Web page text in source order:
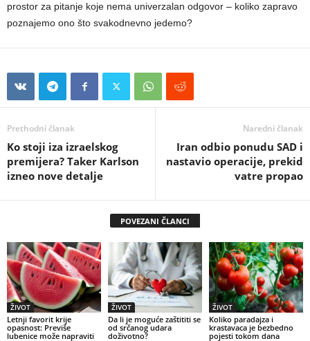
prostor za pitanje koje nema univerzalan odgovor – koliko zapravo
poznajemo ono što svakodnevno jedemo?
Prethodni članak
Ko stoji iza izraelskog
premijera? Taker Karlson
izneo nove detalje
Naredni članak
Iran odbio ponudu SAD i
nastavio operacije, prekid
vatre propao
POVEZANI ČLANCI
ŽIVOT
Letnji favorit krije
opasnost: Previše
lubenice može napraviti
ŽIVOT
Da li je moguće zaštititi se
od srčanog udara
doživotno?
ŽIVOT
Koliko paradajza i
krastavaca je bezbedno
pojesti tokom dana